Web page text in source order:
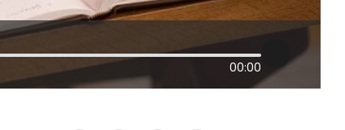
00:00